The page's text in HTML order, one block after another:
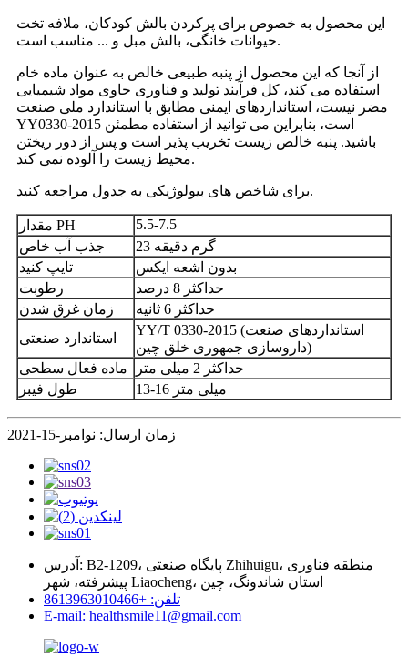
این محصول به خصوص برای پرکردن بالش کودکان، ملافه تخت
حیوانات خانگی، بالش مبل و ... مناسب است.
از آنجا که این محصول از پنبه طبیعی خالص به عنوان ماده خام
استفاده می کند، کل فرآیند تولید و فناوری حاوی مواد شیمیایی
مضر نیست، استانداردهای ایمنی مطابق با استاندارد ملی صنعت
YY0330-2015 است، بنابراین می توانید از استفاده مطمئن
باشید. پنبه خالص زیست تخریب پذیر است و پس از دور ریختن
محیط زیست را آلوده نمی کند.
برای شاخص های بیولوژیکی به جدول مراجعه کنید.
مقدار PH
5.5-7.5
جذب آب خاص
23 گرم دقیقه
تایپ کنید
بدون اشعه ایکس
رطوبت
حداکثر 8 درصد
زمان غرق شدن
حداکثر 6 ثانیه
استاندارد صنعتی
YY/T 0330-2015 (استانداردهای صنعت
داروسازی جمهوری خلق چین)
ماده فعال سطحی
حداکثر 2 میلی متر
طول فیبر
13-16 میلی متر
زمان ارسال: نوامبر-15-2021
آدرس: B2-1209، پایگاه صنعتی Zhihuigu، منطقه فناوری
پیشرفته، شهر Liaocheng، استان شاندونگ، چین
تلفن: +8613963010466
E-mail: healthsmile11@gmail.com